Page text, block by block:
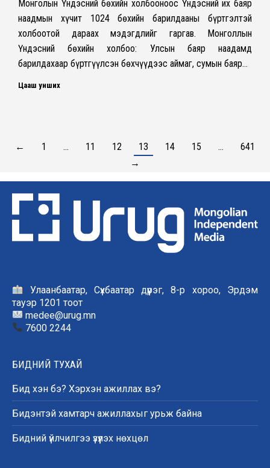
Монголын Үндэсний бөхийн холбооноос Үндэсний их баяр
наадмын хүчит 1024 бөхийн барилдааны бүртгэлтэй
холбоотой дараах мэдэгдлийг гаргав. Монголлын
Үндэсний бөхийн холбоо: Улсын баяр наадамд
барилдахаар бүртгүүлсэн бөхчүүдээс аймаг, сумын баяр…
Цааш унших
← 1 … 11 12 13 14 15 …
641
→
Улаанбаатар, Сүхбаатар дүүрэг, 8-р хороо, Эрдэм
тауэр 1201 тоот
medee@urug.mn
7600 2244
БИДНИЙ ТУХАЙ
Бид хэн бэ? Хэрхэн ажиллах вэ?
Бидэнтэй хамтарч ажиллахыг урьж байна
Бидний үйлчилгээ үзүүлэх нөхцөл